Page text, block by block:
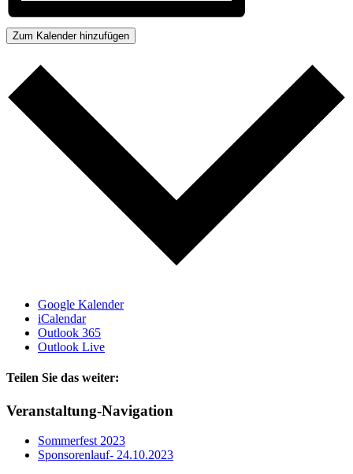
Zum Kalender hinzufügen
Google Kalender
iCalendar
Outlook 365
Outlook Live
Teilen Sie das weiter:
Facebook
X
E-
Veranstaltung-Navigation
Sommerfest 2023
Sponsorenlauf- 24.10.2023